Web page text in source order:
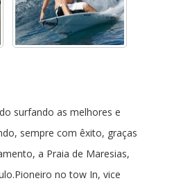
surfando as melhores e
sempre com êxito, graças
a Praia de Maresias,
no tow In, vice